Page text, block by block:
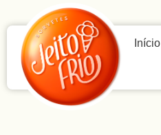
Início